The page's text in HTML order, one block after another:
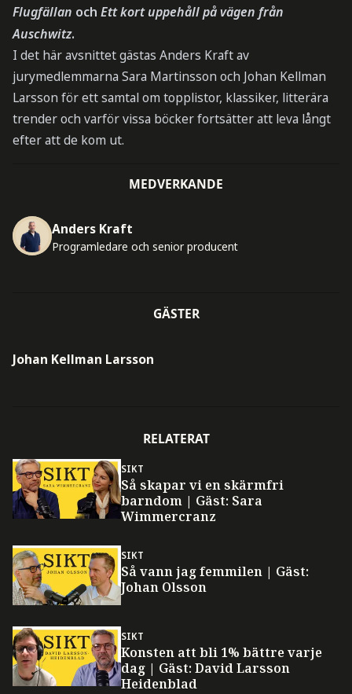
Flugfällan och Ett kort uppehåll på vägen från
Auschwitz.
I det här avsnittet gästas Anders Kraft av
jurymedlemmarna Sara Martinsson och Johan Kellman
Larsson för ett samtal om topplistor, klassiker, litterära
trender och varför vissa böcker fortsätter att leva långt
efter att de kom ut.
MEDVERKANDE
Anders Kraft
Programledare och senior producent
GÄSTER
Johan Kellman Larsson
RELATERAT
SIKT
Så skapar vi en skärmfri
barndom | Gäst: Sara
Wimmercranz
SIKT
Så vann jag femmilen | Gäst:
Johan Olsson
SIKT
Konsten att bli 1% bättre varje
dag | Gäst: David Larsson
Heidenblad